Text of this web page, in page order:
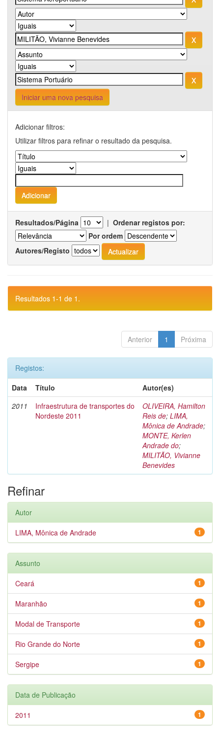
Iniciar uma nova pesquisa
Adicionar filtros:
Utilizar filtros para refinar o resultado da pesquisa.
Resultados/Página | Ordenar registos por:
Por ordem
Autores/Registo
Resultados 1-1 de 1.
Anterior 1 Próxima
Registos:
Data
Título
Autor(es)
2011
Infraestrutura de transportes do
Nordeste 2011
OLIVEIRA, Hamilton
Reis de; LIMA,
Mônica de Andrade;
MONTE, Kerlen
Andrade do;
MILITÃO, Vivianne
Benevides
Refinar
Autor
1
LIMA, Mônica de Andrade
Assunto
1
Ceará
1
Maranhão
1
Modal de Transporte
1
Rio Grande do Norte
1
Sergipe
Data de Publicação
1
2011